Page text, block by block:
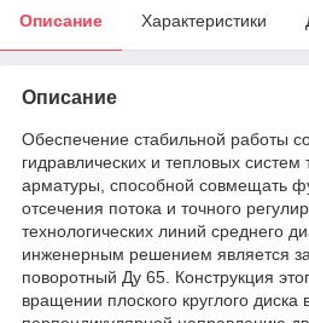
Описание Характеристики
Описание
Обеспечение стабильной работы
гидравлических и тепловых систем
арматуры, способной совмещать
отсечения потока и точного
технологических линий среднего
инженерным решением является
поворотный Ду 65. Конструкция
вращении плоского круглого диска